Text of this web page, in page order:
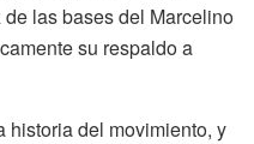
las bases del Marcelino
su respaldo a
historia del movimiento, y